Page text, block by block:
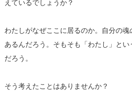
えているでしょうか？
わたしがなぜここに居るのか。自分の
あるんだろう。そもそも「わたし」と
だろう。
そう考えたことはありませんか？